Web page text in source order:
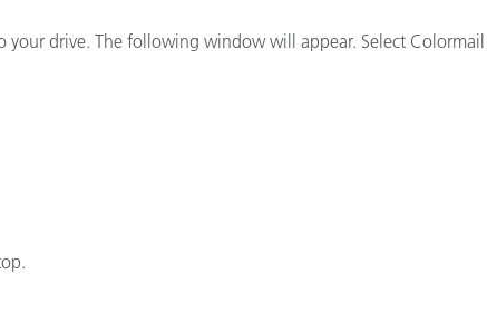
Textiles
your drive. The following window will appear. Select